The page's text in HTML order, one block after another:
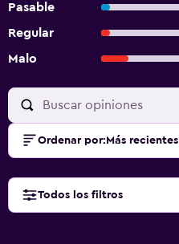
Pasable
Regular
Malo
Ordenar por: Más recientes
Todos los filtros